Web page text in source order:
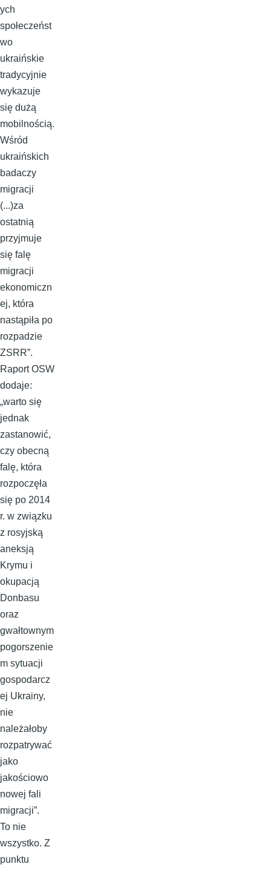
ych
społeczeńst
wo
ukraińskie
tradycyjnie
wykazuje
się dużą
mobilnością.
Wśród
ukraińskich
badaczy
migracji
(...)za
ostatnią
przyjmuje
się falę
migracji
ekonomiczn
ej, która
nastąpiła po
rozpadzie
ZSRR”.
Raport OSW
dodaje:
„warto się
jednak
zastanowić,
czy obecną
falę, która
rozpoczęła
się po 2014
r. w związku
z rosyjską
aneksją
Krymu i
okupacją
Donbasu
oraz
gwałtownym
pogorszenie
m sytuacji
gospodarcz
ej Ukrainy,
nie
należałoby
rozpatrywać
jako
jakościowo
nowej fali
migracji”.
To nie
wszystko. Z
punktu